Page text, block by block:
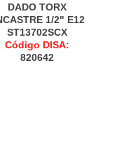
DADO TORX
1/2" E12
ST13702SCX
Código DISA:
820642